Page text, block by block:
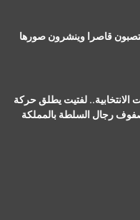
قاصرا وينشرون صورها
الانتخابية.. لفتيت يطلق حركة
رجال السلطة بالمملكة